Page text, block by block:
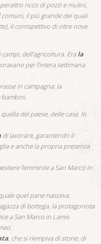
ricco di pozzi e mulini,
comuni, il più grande dei quali
il corrispettivo di oltre nove
dell’agricoltura. Era la
per l’intera settimana.
in campagna; la
bambini.
quella del paese, delle case. In
di lavorare, garantendo il
e anche la propria presenza
femminile a San Marco in
quel pane nasceva.
di bottega, la protagonista
a San Marco in Lamis
, che si riempiva di storie, di